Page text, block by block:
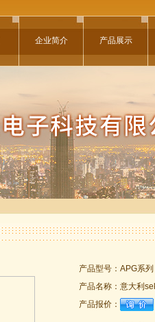
企业简介 产品展示
产品型号： APG系列
产品名称： 意大利
产品报价：